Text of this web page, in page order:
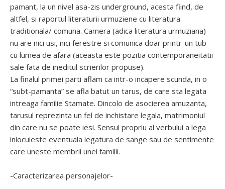
pamant, la un nivel asa-zis underground, acesta fiind, de
altfel, si raportul literaturii urmuziene cu literatura
traditionala/ comuna. Camera (adica literatura urmuziana)
nu are nici usi, nici ferestre si comunica doar printr-un tub
cu lumea de afara (aceasta este pozitia contemporaneitatii
sale fata de ineditul scrierilor propuse).
La finalul primei parti aflam ca intr-o incapere scunda, in o
“subt-pamanta” se afla batut un tarus, de care sta legata
intreaga familie Stamate. Dincolo de asocierea amuzanta,
tarusul reprezinta un fel de inchistare legala, matrimoniul
din care nu se poate iesi. Sensul propriu al verbului a lega
inlocuieste eventuala legatura de sange sau de sentimente
care uneste membrii unei familii.
-Caracterizarea personajelor-